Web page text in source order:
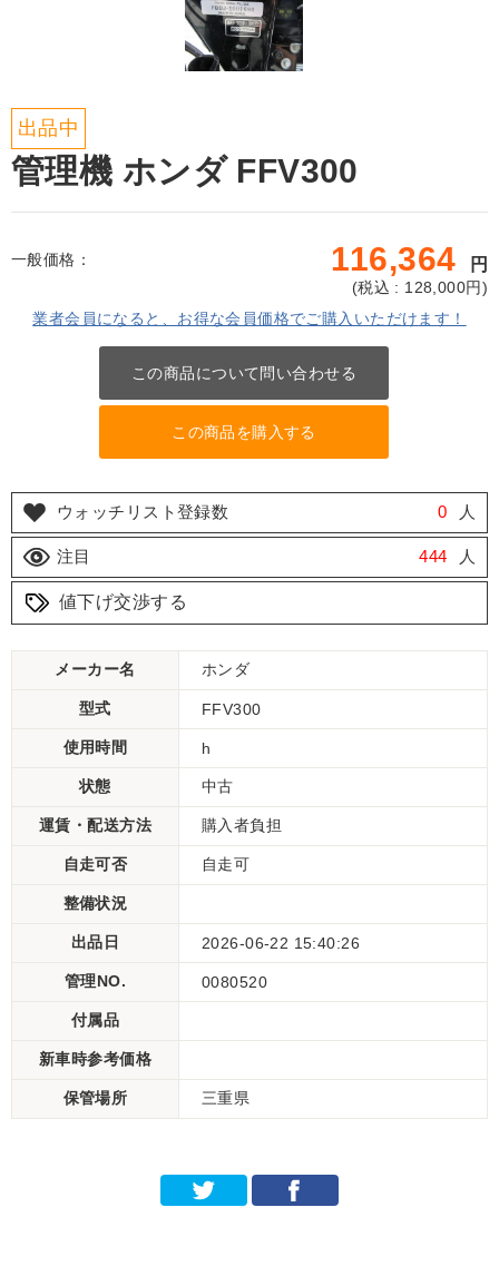
出品中
管理機 ホンダ FFV300
一般価格： 116,364 円
(税込 : 128,000円)
業者会員になると、お得な会員価格でご購入いただけます！
この商品について問い合わせる
この商品を購入する
ウォッチリスト登録数 0 人
注目 444 人
値下げ交渉する
メーカー名 ホンダ
型式 FFV300
使用時間 h
状態 中古
運賃・配送方法 購入者負担
自走可否 自走可
整備状況
出品日 2026-06-22 15:40:26
管理NO. 0080520
付属品
新車時参考価格
保管場所 三重県